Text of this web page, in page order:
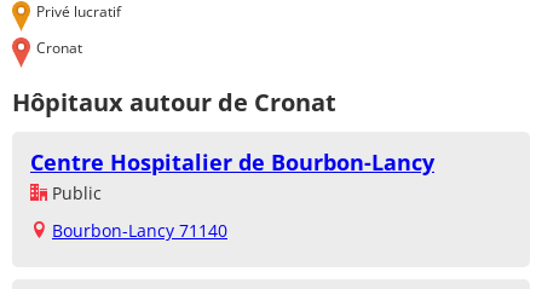
Privé lucratif
Cronat
Hôpitaux autour de Cronat
Centre Hospitalier de Bourbon-Lancy
Public
Bourbon-Lancy 71140